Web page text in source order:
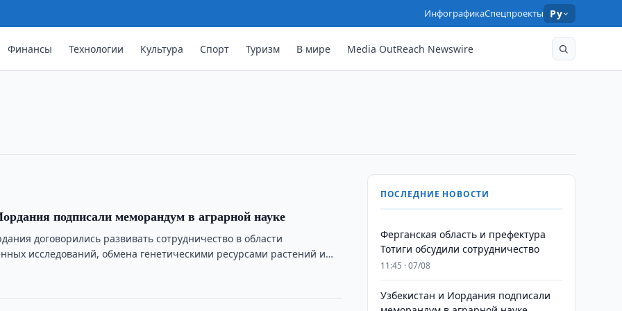
ИнфографикаСпецпроекты Ру
Финансы Технологии Культура Спорт Туризм В мире Media OutReach Newswire
Тотиги обсудили
подписали меморандум в аграрной науке
договорились развивать сотрудничество в области
исследований, обмена генетическими ресурсами растений и
ПОСЛЕДНИЕ НОВОСТИ
Ферганская область и префектура
Тотиги обсудили сотрудничество
11:45 · 07/08
Узбекистан и Иордания подписали